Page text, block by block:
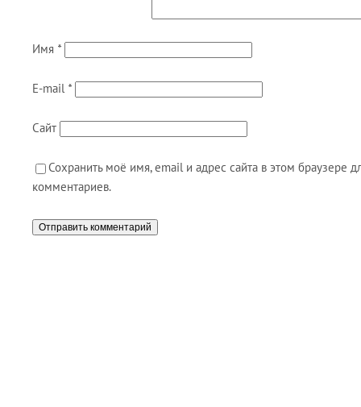
Имя *
E-mail *
Сайт
Сохранить моё имя, email и адрес сайта в этом браузере
комментариев.